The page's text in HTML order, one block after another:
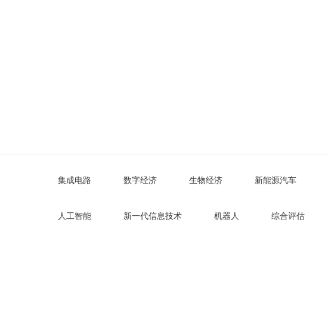
集成电路 数字经济 生物经济 新能源汽车
人工智能 新一代信息技术 机器人 综合评估